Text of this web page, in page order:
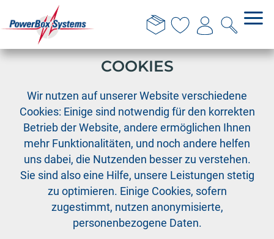
Kabelset Premium MAXI "one4three"
DIESE WEBSITE VERWENDET
COOKIES
Wir nutzen auf unserer Website verschiedene
Cookies: Einige sind notwendig für den korrekten
Betrieb der Website, andere ermöglichen Ihnen
mehr Funktionalitäten, und noch andere helfen
uns dabei, die Nutzenden besser zu verstehen.
Sie sind also eine Hilfe, unsere Leistungen stetig
zu optimieren. Einige Cookies, sofern
zugestimmt, nutzen anonymisierte,
personenbezogene Daten.